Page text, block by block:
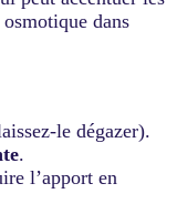
dans
le dégazer).
.
l’apport en